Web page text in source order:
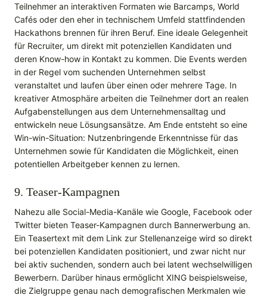
Teilnehmer an interaktiven Formaten wie Barcamps, World
Cafés oder den eher in technischem Umfeld stattfindenden
Hackathons brennen für ihren Beruf. Eine ideale Gelegenheit
für Recruiter, um direkt mit potenziellen Kandidaten und
deren Know-how in Kontakt zu kommen. Die Events werden
in der Regel vom suchenden Unternehmen selbst
veranstaltet und laufen über einen oder mehrere Tage. In
kreativer Atmosphäre arbeiten die Teilnehmer dort an realen
Aufgabenstellungen aus dem Unternehmensalltag und
entwickeln neue Lösungsansätze. Am Ende entsteht so eine
Win-win-Situation: Nutzenbringende Erkenntnisse für das
Unternehmen sowie für Kandidaten die Möglichkeit, einen
potentiellen Arbeitgeber kennen zu lernen.
9. Teaser-Kampagnen
Nahezu alle Social-Media-Kanäle wie Google, Facebook oder
Twitter bieten Teaser-Kampagnen durch Bannerwerbung an.
Ein Teasertext mit dem Link zur Stellenanzeige wird so direkt
bei potenziellen Kandidaten positioniert, und zwar nicht nur
bei aktiv suchenden, sondern auch bei latent wechselwilligen
Bewerbern. Darüber hinaus ermöglicht XING beispielsweise,
die Zielgruppe genau nach demografischen Merkmalen wie